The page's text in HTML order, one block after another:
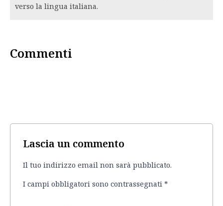
verso la lingua italiana.
Commenti
Lascia un commento
Il tuo indirizzo email non sarà pubblicato.
I campi obbligatori sono contrassegnati *